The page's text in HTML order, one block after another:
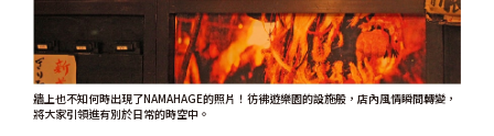
牆上也不知何時出現了NAMAHAGE的照片！彷彿遊樂園的設施般，店內風情瞬間轉變，
將大家引領進有別於日常的時空中。